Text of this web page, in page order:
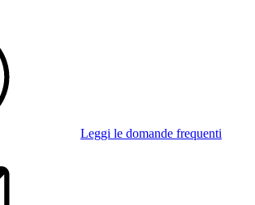
Leggi le domande frequenti